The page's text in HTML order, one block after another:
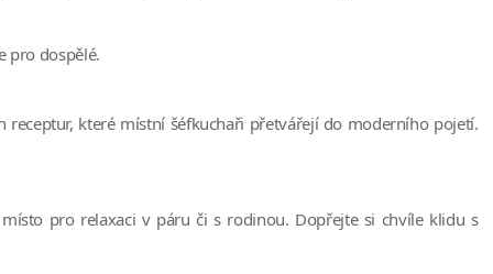
pro dospělé.
které místní šéfkuchaři přetvářejí do moderního pojetí.
pro relaxaci v páru či s rodinou. Dopřejte si chvíle klidu s